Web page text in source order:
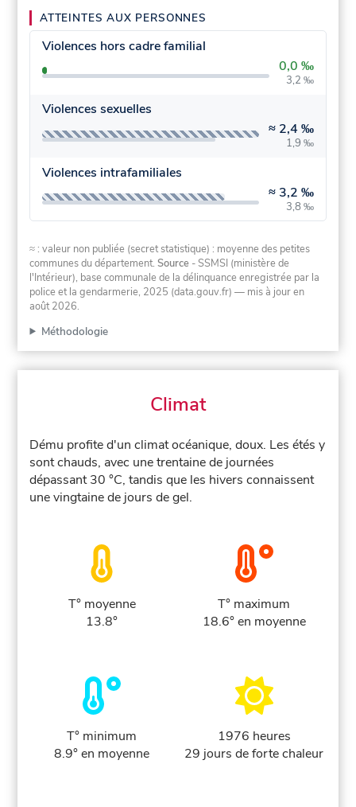
ATTEINTES AUX PERSONNES
Violences hors cadre familial
0,0 ‰
3,2 ‰
Violences sexuelles
≈ 2,4 ‰
1,9 ‰
Violences intrafamiliales
≈ 3,2 ‰
3,8 ‰
≈ : valeur non publiée (secret statistique) : moyenne des petites
communes du département.Source - SSMSI (ministère de
l'Intérieur), base communale de la délinquance enregistrée par la
police et la gendarmerie, 2025 (data.gouv.fr) — mis à jour en
août 2026.
Méthodologie
Climat
Dému profite d'un climat océanique, doux. Les étés y
sont chauds, avec une trentaine de journées
dépassant 30 °C, tandis que les hivers connaissent
une vingtaine de jours de gel.
T° moyenne
13.8°
T° maximum
18.6° en moyenne
T° minimum
8.9° en moyenne
1976 heures
29 jours de forte chaleur